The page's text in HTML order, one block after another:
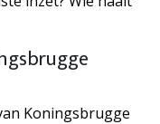
Koningsbrugge